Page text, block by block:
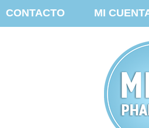
CONTACTO MI